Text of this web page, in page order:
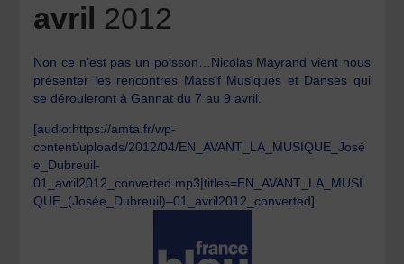
avril 2012
Non ce n’est pas un poisson…Nicolas Mayrand vient nous
présenter les rencontres Massif Musiques et Danses qui
se dérouleront à Gannat du 7 au 9 avril.
[audio:https://amta.fr/wp-
content/uploads/2012/04/EN_AVANT_LA_MUSIQUE_José
e_Dubreuil-
01_avril2012_converted.mp3|titles=EN_AVANT_LA_MUSI
QUE_(Josée_Dubreuil)–01_avril2012_converted]